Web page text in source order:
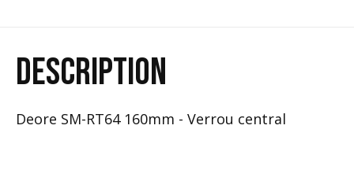
DESCRIPTION
Deore SM-RT64 160mm - Verrou central